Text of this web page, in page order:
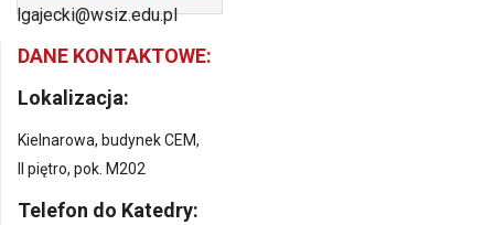
lgajecki@wsiz.edu.pl
DANE KONTAKTOWE:
Lokalizacja:
Kielnarowa, budynek CEM,
II piętro, pok. M202
Telefon do Katedry: